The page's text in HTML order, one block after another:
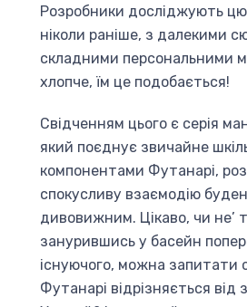
Розробники досліджують цю
ніколи раніше, з далекими
складними персональними
хлопче, їм це подобається!
Свідченням цього є серія
який поєднує звичайне
компонентами Футанарі,
спокусливу взаємодію
дивовижним. Цікаво, чи не’
занурившись у басейн
існуючого, можна запитати
Футанарі відрізняється від